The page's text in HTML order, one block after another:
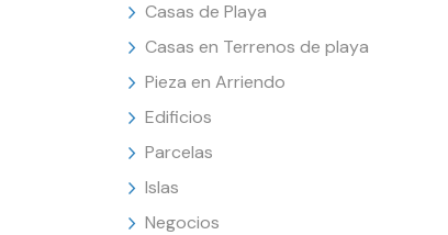
Casas de Playa
Casas en Terrenos de playa
Pieza en Arriendo
Edificios
Parcelas
Islas
Negocios